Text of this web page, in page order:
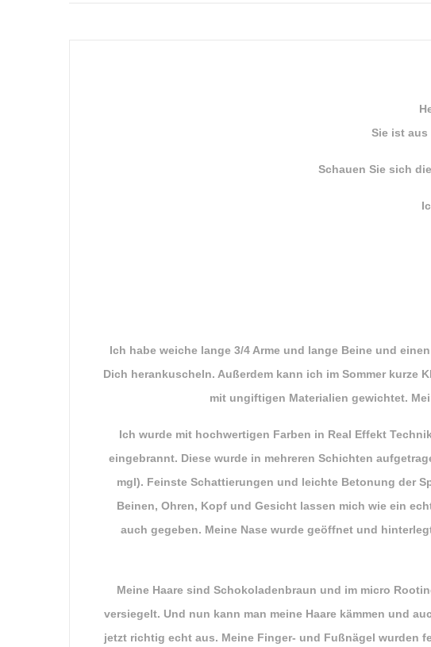
Sie ist aus
Schauen Sie sich
Ich habe weiche lange 3/4 Arme und lange Beine und
Dich herankuscheln. Außerdem kann ich im Sommer
mit ungiftigen Materialien gewichtet.
Ich wurde mit hochwertigen Farben in Real Effekt
eingebrannt. Diese wurde in mehreren Schichten
mgl). Feinste Schattierungen und leichte Betonung der
Beinen, Ohren, Kopf und Gesicht lassen mich wie ein
auch gegeben. Meine Nase wurde geöffnet und
Meine Haare sind Schokoladenbraun und im micro
versiegelt. Und nun kann man meine Haare kämmen und
jetzt richtig echt aus. Meine Finger- und Fußnägel wurden